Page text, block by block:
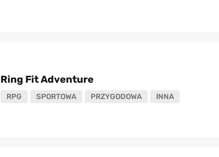
Ring Fit Adventure
RPG SPORTOWA PRZYGODOWA INNA